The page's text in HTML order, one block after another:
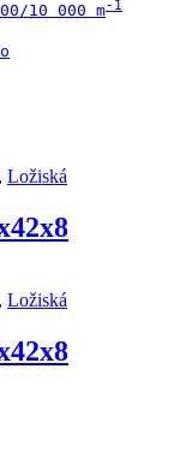
10 000 m
, Ložiská
, Ložiská